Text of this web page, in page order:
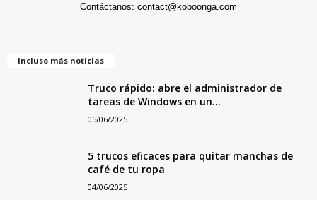
Contáctanos: contact@koboonga.com
Incluso más noticias
Truco rápido: abre el administrador de
tareas de Windows en un...
05/06/2025
5 trucos eficaces para quitar manchas de
café de tu ropa
04/06/2025